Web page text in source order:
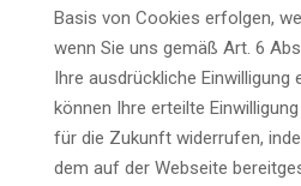
Basis von Cookies erfolgen,
wenn Sie uns gemäß Art. 6
Ihre ausdrückliche Einwilligung
können Ihre erteilte
für die Zukunft widerrufen,
dem auf der Webseite